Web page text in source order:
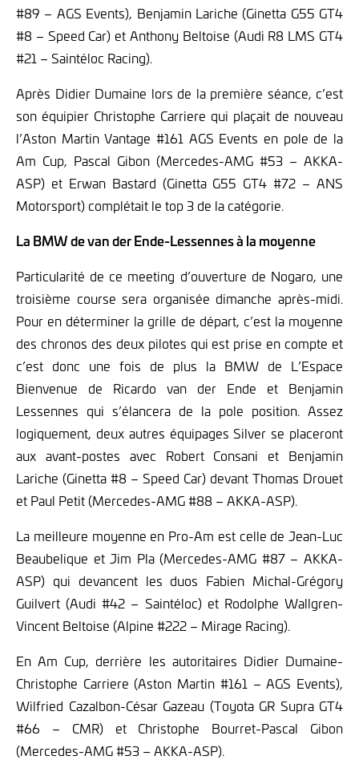
#89 – AGS Events), Benjamin Lariche (Ginetta G55 GT4
#8 – Speed Car) et Anthony Beltoise (Audi R8 LMS GT4
#21 – Saintéloc Racing).
Après Didier Dumaine lors de la première séance, c’est
son équipier Christophe Carriere qui plaçait de nouveau
l’Aston Martin Vantage #161 AGS Events en pole de la
Am Cup, Pascal Gibon (Mercedes-AMG #53 – AKKA-
ASP) et Erwan Bastard (Ginetta G55 GT4 #72 – ANS
Motorsport) complétait le top 3 de la catégorie.
La BMW de van der Ende-Lessennes à la moyenne
Particularité de ce meeting d’ouverture de Nogaro, une
troisième course sera organisée dimanche après-midi.
Pour en déterminer la grille de départ, c’est la moyenne
des chronos des deux pilotes qui est prise en compte et
c’est donc une fois de plus la BMW de L’Espace
Bienvenue de Ricardo van der Ende et Benjamin
Lessennes qui s’élancera de la pole position. Assez
logiquement, deux autres équipages Silver se placeront
aux avant-postes avec Robert Consani et Benjamin
Lariche (Ginetta #8 – Speed Car) devant Thomas Drouet
et Paul Petit (Mercedes-AMG #88 – AKKA-ASP).
La meilleure moyenne en Pro-Am est celle de Jean-Luc
Beaubelique et Jim Pla (Mercedes-AMG #87 – AKKA-
ASP) qui devancent les duos Fabien Michal-Grégory
Guilvert (Audi #42 – Saintéloc) et Rodolphe Wallgren-
Vincent Beltoise (Alpine #222 – Mirage Racing).
En Am Cup, derrière les autoritaires Didier Dumaine-
Christophe Carriere (Aston Martin #161 – AGS Events),
Wilfried Cazalbon-César Gazeau (Toyota GR Supra GT4
#66 – CMR) et Christophe Bourret-Pascal Gibon
(Mercedes-AMG #53 – AKKA-ASP).